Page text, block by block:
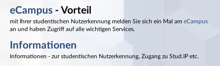
eCampus - Vorteil
mit Ihrer studentischen Nutzerkennung melden Sie sich ein Mal am eCampus
an und haben Zugriff auf alle wichtigen Services.
Informationen
Informationen - zur studentischen Nutzerkennung, Zugang zu Stud.IP etc.